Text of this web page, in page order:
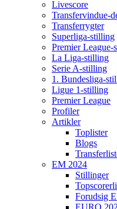
Livescore
Transfervindue-
Transferrygter
Superliga-stilling
Premier League-
La Liga-stilling
Serie A-stilling
1. Bundesliga-
Ligue 1-stilling
Premier League
Profiler
Artikler
Toplister
Blogs
EM 2024
Stillinger
Forudsig
EURO